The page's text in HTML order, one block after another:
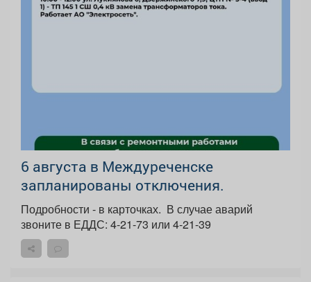
6 августа в Междуреченске
запланированы отключения.
Подробности - в карточках. ️ В случае аварий
звоните в ЕДДС: 4-21-73 или 4-21-39